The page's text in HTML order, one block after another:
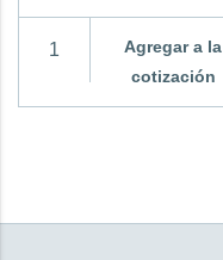
Agregar a la
cotización